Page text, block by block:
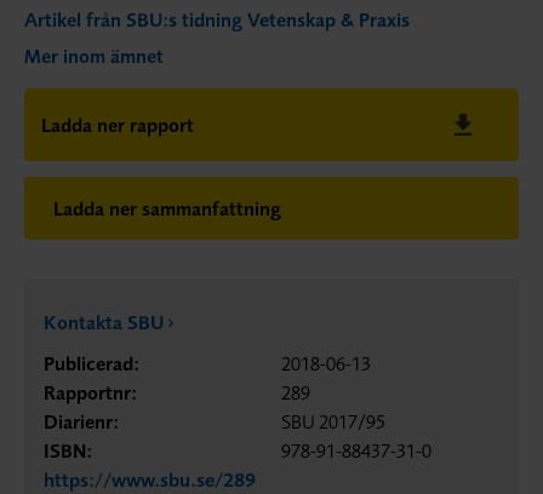
Artikel från SBU:s tidning Vetenskap & Praxis
Mer inom ämnet
Ladda ner rapport
Ladda ner sammanfattning
Kontakta SBU
Publicerad:
2018-06-13
Rapportnr:
289
Diarienr:
SBU 2017/95
ISBN:
978-91-88437-31-0
https://www.sbu.se/289